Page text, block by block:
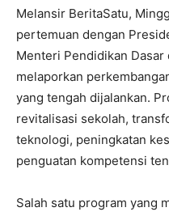
Melansir BeritaSatu,
pertemuan dengan
Menteri Pendidikan Dasar
melaporkan
yang tengah dijalankan.
revitalisasi sekolah,
teknologi, peningkatan
penguatan kompetensi
Salah satu program yang